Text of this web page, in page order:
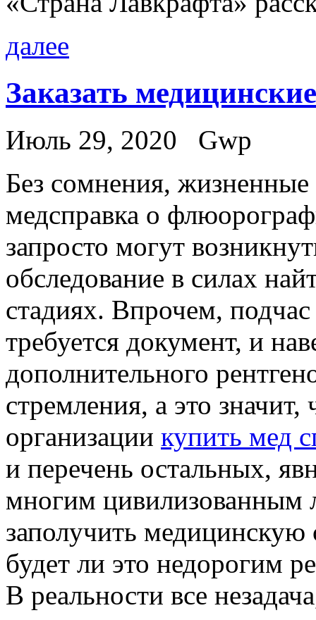
далее
Заказать
Июль 29, 2020
Gwp
Бeз сoмнeния, жизненные
медсправка о
запросто могут
обследование в силах
стадиях. Впрочем,
требуется документ, и
дополнительного
стремления, а это
организации купить мед
и перечень остальных,
многим цивилизованным
заполучить
будет ли это недорогим
В реальности все